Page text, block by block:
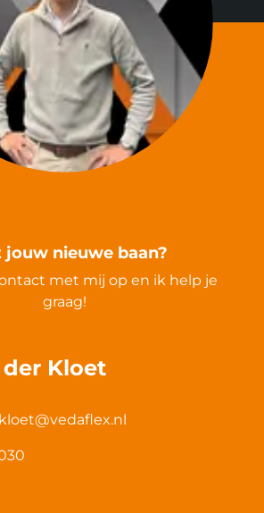
jouw nieuwe baan?
met mij op en ik help je
graag!
Kloet